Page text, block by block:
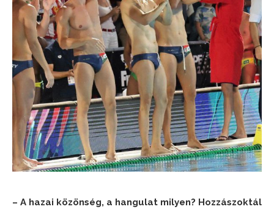
– A hazai közönség, a hangulat milyen? Hozzászoktál